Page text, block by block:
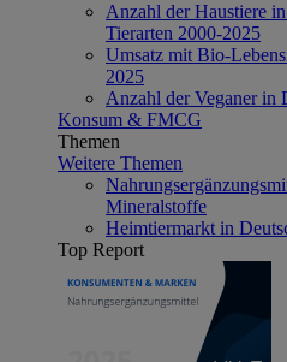
Anzahl der Haustiere
Tierarten 2000-2025
Umsatz mit Bio-
2025
Anzahl der Veganer in
Konsum & FMCG
Themen
Weitere Themen
Mineralstoffe
Heimtiermarkt in
Top Report